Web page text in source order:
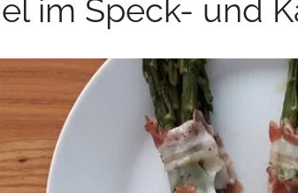
im Speck- und